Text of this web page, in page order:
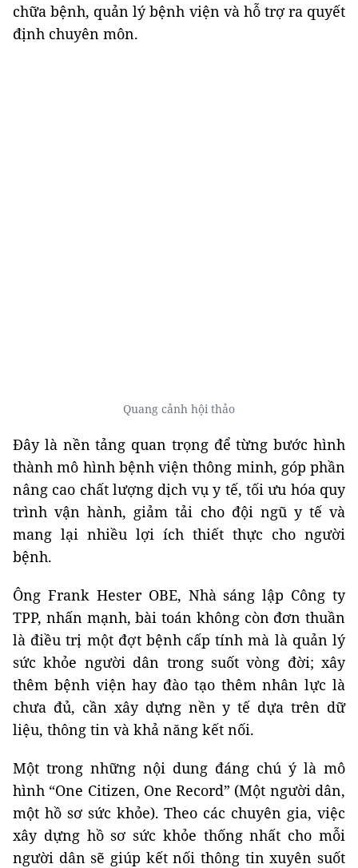
chữa bệnh, quản lý bệnh viện và hỗ trợ ra quyết
định chuyên môn.
Quang cảnh hội thảo
Đây là nền tảng quan trọng để từng bước hình
thành mô hình bệnh viện thông minh, góp phần
nâng cao chất lượng dịch vụ y tế, tối ưu hóa quy
trình vận hành, giảm tải cho đội ngũ y tế và
mang lại nhiều lợi ích thiết thực cho người
bệnh.
Ông Frank Hester OBE, Nhà sáng lập Công ty
TPP, nhấn mạnh, bài toán không còn đơn thuần
là điều trị một đợt bệnh cấp tính mà là quản lý
sức khỏe người dân trong suốt vòng đời; xây
thêm bệnh viện hay đào tạo thêm nhân lực là
chưa đủ, cần xây dựng nền y tế dựa trên dữ
liệu, thông tin và khả năng kết nối.
Một trong những nội dung đáng chú ý là mô
hình “One Citizen, One Record” (Một người dân,
một hồ sơ sức khỏe). Theo các chuyên gia, việc
xây dựng hồ sơ sức khỏe thống nhất cho mỗi
người dân sẽ giúp kết nối thông tin xuyên suốt